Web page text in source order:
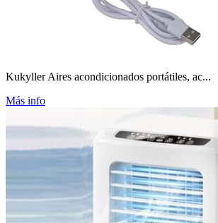
Kukyller Aires acondicionados portátiles, ac...
Más info